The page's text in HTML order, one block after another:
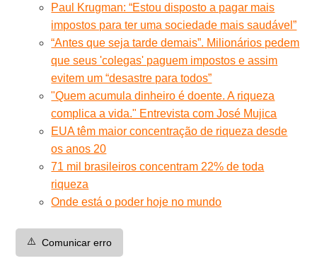
Paul Krugman: “Estou disposto a pagar mais
impostos para ter uma sociedade mais saudável”
“Antes que seja tarde demais”. Milionários pedem
que seus 'colegas' paguem impostos e assim
evitem um “desastre para todos”
"Quem acumula dinheiro é doente. A riqueza
complica a vida." Entrevista com José Mujica
EUA têm maior concentração de riqueza desde
os anos 20
71 mil brasileiros concentram 22% de toda
riqueza
Onde está o poder hoje no mundo
⚠️ Comunicar erro